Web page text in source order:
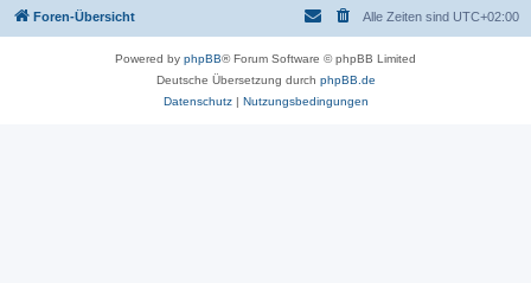
Foren-Übersicht Alle Zeiten sind UTC+02:00
Powered by phpBB® Forum Software © phpBB Limited
Deutsche Übersetzung durch phpBB.de
Datenschutz| Nutzungsbedingungen